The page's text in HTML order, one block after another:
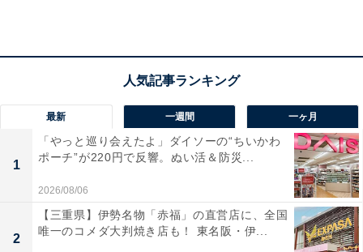
優としての華が兄弟ともにあります」（60代女性／
広島県）
「息子さん2人とも超がつくほどイケメンなのはお
父様もイケメンだったから。そして立ち振る舞いも
最新 一週間 一ヶ月
1
「やっと巡り会えたよ」ダイソーの“ちいかわ
ポーチ”が220円で反響。ぬい活＆防災...
2026/08/06
2
【三重県】伊勢名物「赤福」の直営店に、全国
唯一のコメダ大判焼き店も！ 東名阪・伊...